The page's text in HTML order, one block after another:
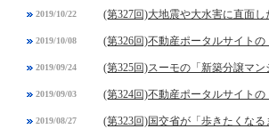
2019/10/22 (第327回)大地震や大水害に直面
2019/10/08 (第326回)不動産ポータルサイト
2019/09/24 (第325回)スーモの「新築分譲マ
2019/09/03 (第324回)不動産ポータルサイト
2019/08/27 (第323回)国交省が「歩きたくな